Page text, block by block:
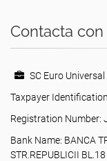
Contacta
SC Euro Universal
Taxpayer
Registration Number:
Bank Name: BANCA
STR.REPUBLICII BL.18